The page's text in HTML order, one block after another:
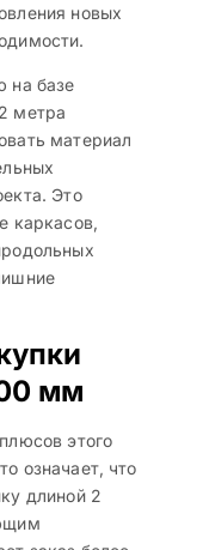
новых
на базе
метра
материал
Это
каркасов,
мм
этого
означает, что
длиной 2